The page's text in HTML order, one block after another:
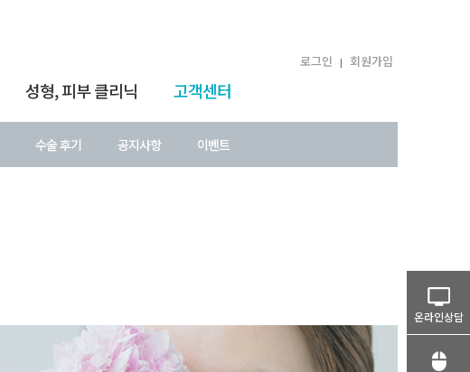
온라인상담
성형, 피부 클리닉 고객센터
수술 후기 공지사항 이벤트
로그인 | 회원가입